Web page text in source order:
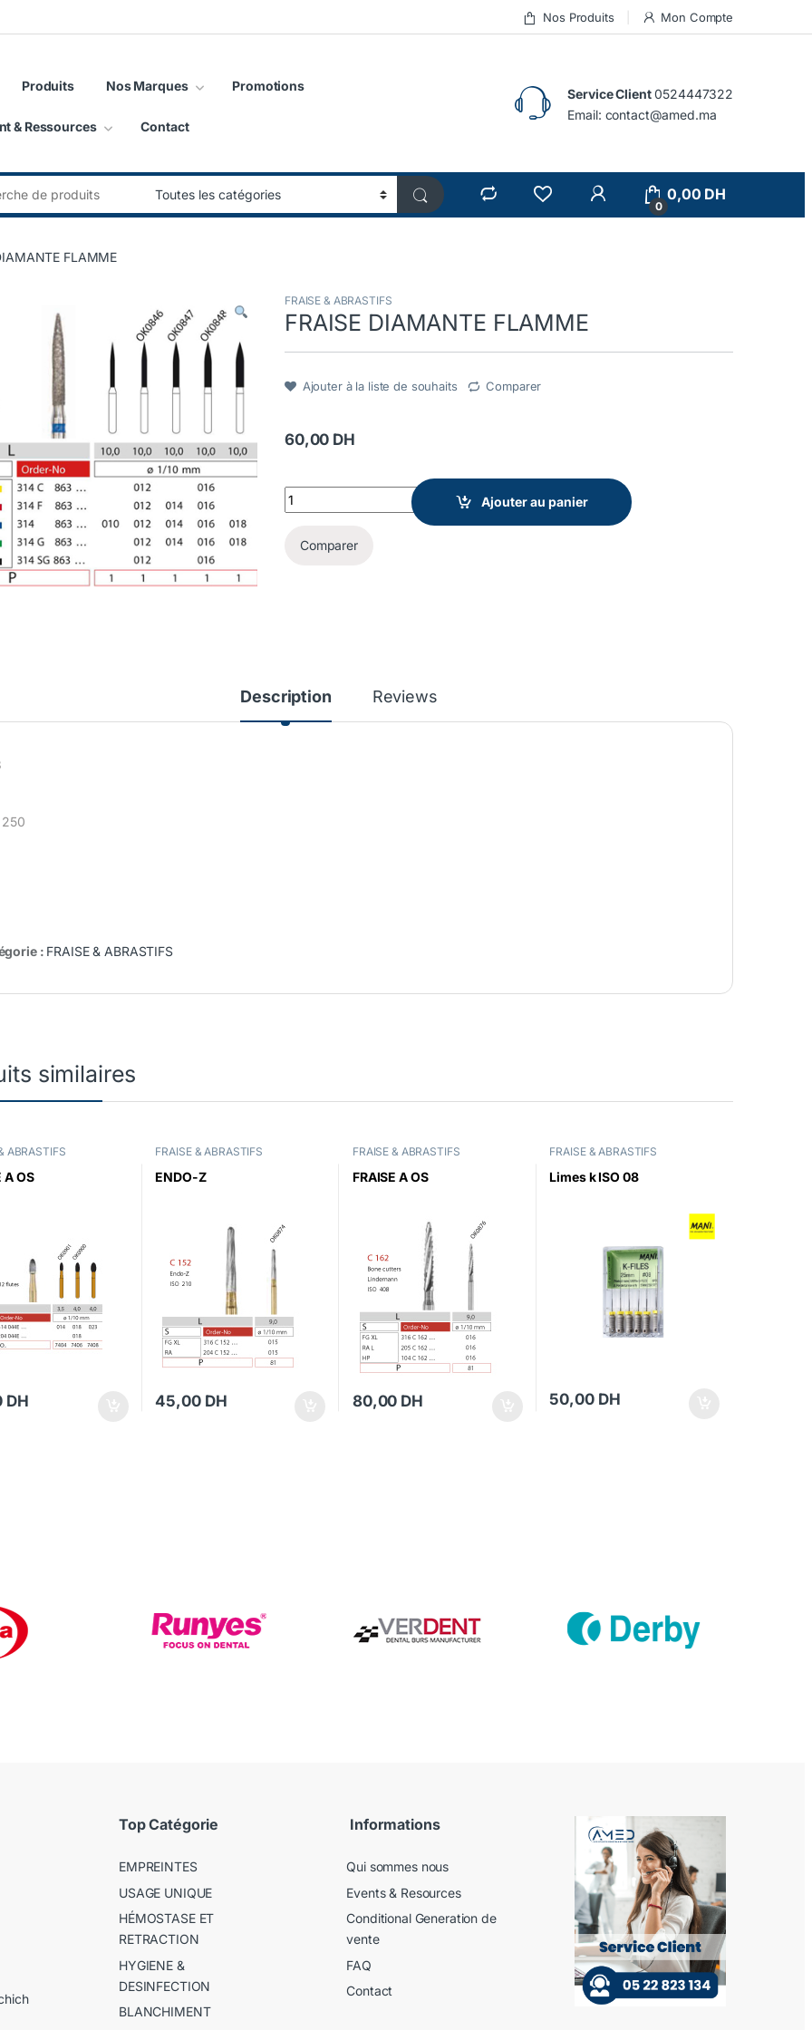
Nos Produits Mon Compte
Produits Nos Marques Promotions
& Ressources Contact
Service Client 0524447322
Email: contact@amed.ma
0
0,00 DH
FLAMME
FRAISE & ABRASTIFS
FRAISE DIAMANTE FLAMME
Ajouter à la liste de souhaits Comparer
60,00 DH
FRAISE DIAMANTE FLAMME quantity
Ajouter au panier
Comparer
Description Reviews
250
: FRAISE & ABRASTIFS
similaires
ABRASTIFS
A OS
DH
FRAISE & ABRASTIFS
ENDO-Z
45,00 DH
FRAISE & ABRASTIFS
FRAISE A OS
80,00 DH
FRAISE & ABRASTIFS
Limes k ISO 08
50,00 DH
Top Catégorie
EMPREINTES
USAGE UNIQUE
HÉMOSTASE ET
RETRACTION
HYGIENE &
DESINFECTION
BLANCHIMENT
Informations
Qui sommes nous
Events & Resources
Conditional Generation de
vente
FAQ
Contact